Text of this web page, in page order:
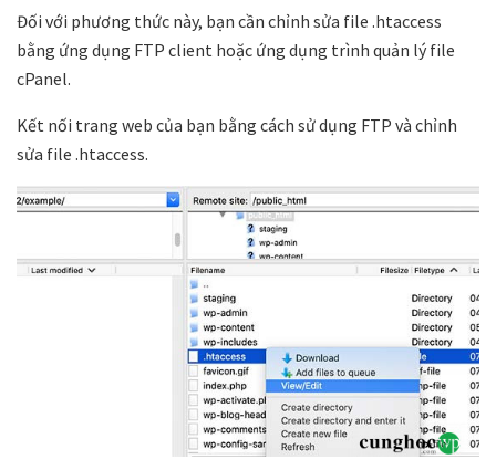
Đối với phương thức này, bạn cần chỉnh sửa file .htaccess
bằng ứng dụng FTP client hoặc ứng dụng trình quản lý file
cPanel.
Kết nối trang web của bạn bằng cách sử dụng FTP và chỉnh
sửa file .htaccess.